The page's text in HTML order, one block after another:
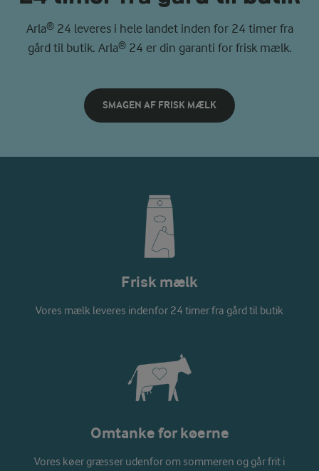
Arla® 24 leveres i hele landet inden for 24 timer fra
gård til butik. Arla® 24 er din garanti for frisk mælk.
SMAGEN AF FRISK MÆLK
Frisk mælk
Vores mælk leveres indenfor 24 timer fra gård til butik
Omtanke for køerne
Vores køer græsser udenfor om sommeren og går frit i